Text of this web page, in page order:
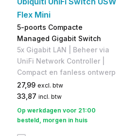
Flex Mini
5-poorts Compacte
Managed Gigabit Switch
5x Gigabit LAN | Beheer via
UniFi Network Controller |
Compact en fanless ontwerp
27,99 excl. btw
33,87 incl. btw
Op werkdagen voor 21:00
besteld, morgen in huis